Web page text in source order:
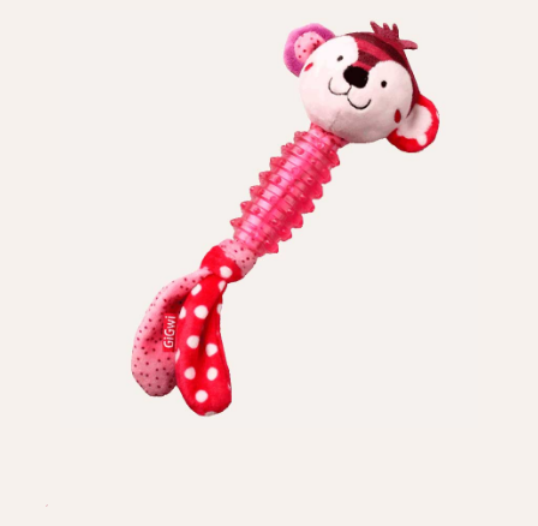
ВЛАСНЕ ВИРОБНИЦТВО
НОВИНКИ
ДЛЯ КОТІВ
Оплата і доставка
Програма лояльності
Про Нас
Оптовим клієнтам
+380 (95) 095-00-05